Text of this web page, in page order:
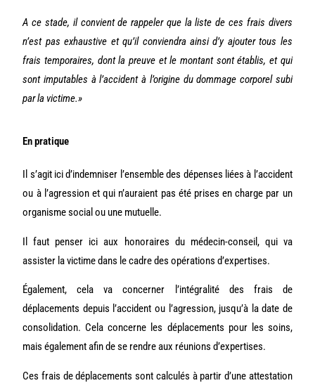
A ce stade, il convient de rappeler que la liste de ces frais divers
n’est pas exhaustive et qu’il conviendra ainsi d’y ajouter tous les
frais temporaires, dont la preuve et le montant sont établis, et qui
sont imputables à l’accident à l’origine du dommage corporel subi
par la victime.»
En pratique
Il s’agit ici d’indemniser l’ensemble des dépenses liées à l’accident
ou à l’agression et qui n’auraient pas été prises en charge par un
organisme social ou une mutuelle.
Il faut penser ici aux honoraires du médecin-conseil, qui va
assister la victime dans le cadre des opérations d’expertises.
Également, cela va concerner l’intégralité des frais de
déplacements depuis l’accident ou l’agression, jusqu’à la date de
consolidation. Cela concerne les déplacements pour les soins,
mais également afin de se rendre aux réunions d’expertises.
Ces frais de déplacements sont calculés à partir d’une attestation